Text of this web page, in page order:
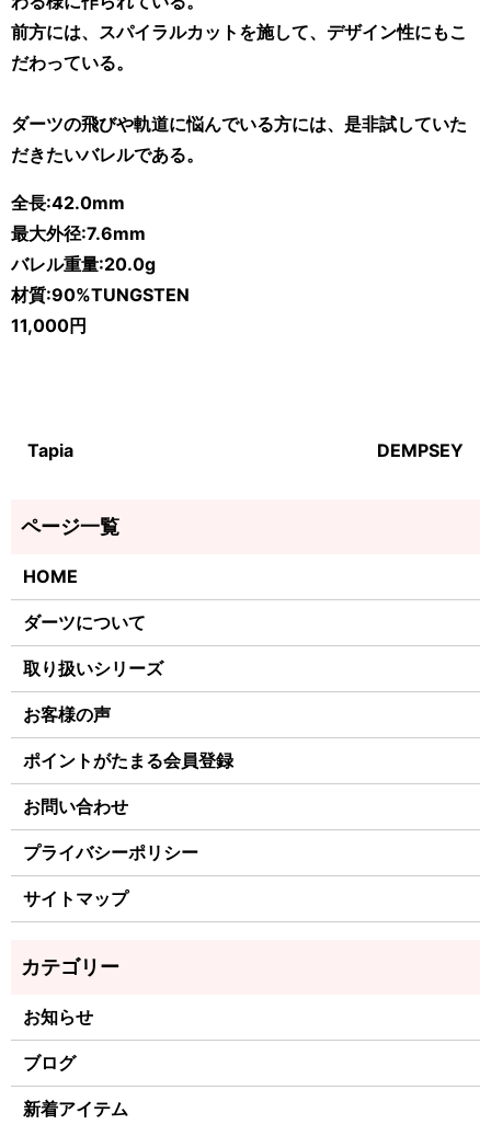
前方には、スパイラルカットを施して、デザイン性にもこ
だわっている。
ダーツの飛びや軌道に悩んでいる方には、是非試していた
だきたいバレルである。
全長:42.0mm
最大外径:7.6mm
バレル重量:20.0g
材質:90%TUNGSTEN
11,000円
Tapia DEMPSEY
HOME
ダーツについて
取り扱いシリーズ
お客様の声
ポイントがたまる会員登録
お問い合わせ
プライバシーポリシー
サイトマップ
お知らせ
ブログ
新着アイテム